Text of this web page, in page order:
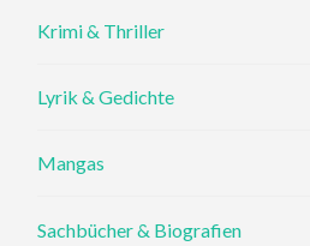
Krimi & Thriller
Lyrik & Gedichte
Mangas
Sachbücher & Biografien